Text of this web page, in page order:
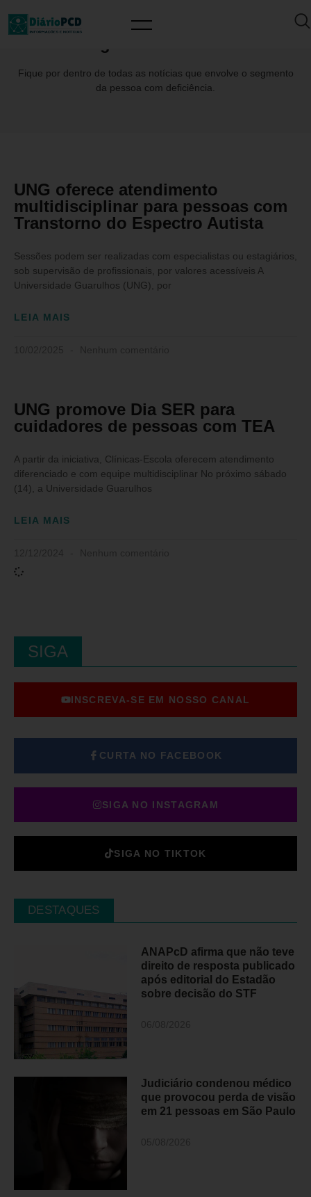
Fique por dentro de todas as notícias que envolve o segmento
da pessoa com deficiência.
UNG oferece atendimento
multidisciplinar para pessoas com
Transtorno do Espectro Autista
Sessões podem ser realizadas com especialistas ou estagiários,
sob supervisão de profissionais, por valores acessíveis A
Universidade Guarulhos (UNG), por
LEIA MAIS
UNG promove Dia SER para
cuidadores de pessoas com TEA
A partir da iniciativa, Clínicas-Escola oferecem atendimento
diferenciado e com equipe multidisciplinar No próximo sábado
(14), a Universidade Guarulhos
LEIA MAIS
SIGA
INSCREVA-SE EM NOSSO CANAL
CURTA NO FACEBOOK
SIGA NO INSTAGRAM
SIGA NO TIKTOK
DESTAQUES
ANAPcD afirma que não teve
direito de resposta publicado
após editorial do Estadão
sobre decisão do STF
Judiciário condenou médico
que provocou perda de visão
em 21 pessoas em São Paulo